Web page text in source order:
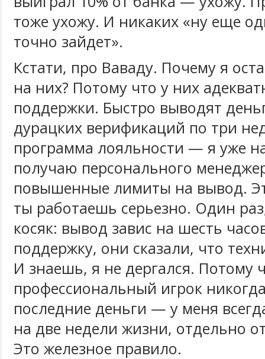
тоже ухожу. И никаких «ну еще
точно зайдет».
Кстати, про Ваваду. Почему я
на них? Потому что у них
поддержки. Быстро выводят
дурацких верификаций по три
программа лояльности — я уже
получаю персонального
повышенные лимиты на вывод.
ты работаешь серьезно. Один
косяк: вывод завис на шесть
поддержку, они сказали, что
И знаешь, я не дергался. Потому
профессиональный игрок
последние деньги — у меня
на две недели жизни, отдельно
Это железное правило.